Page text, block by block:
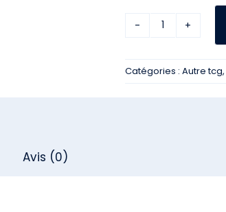
Display
Catégories : Autre tcg,
Avis (0)